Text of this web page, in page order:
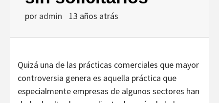
por admin 13 años atrás
Quizá una de las prácticas comerciales que mayor
controversia genera es aquella práctica que
especialmente empresas de algunos sectores han